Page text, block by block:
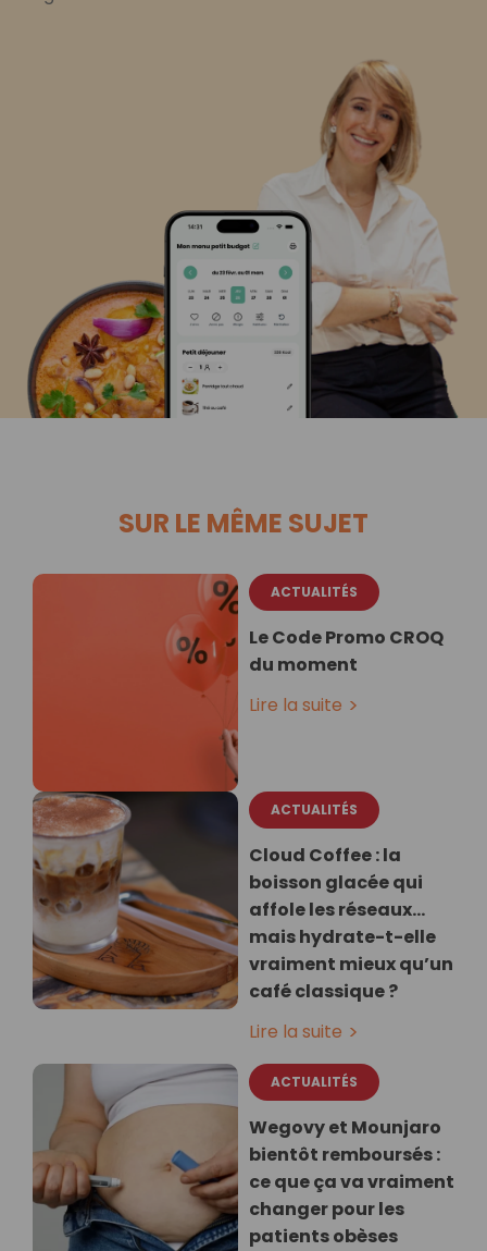
SUR LE MÊME SUJET
ACTUALITÉS
Le Code Promo CROQ
du moment
Lire la suite
ACTUALITÉS
Cloud Coffee : la
boisson glacée qui
affole les réseaux…
mais hydrate-t-elle
vraiment mieux qu’un
café classique ?
Lire la suite
ACTUALITÉS
Wegovy et Mounjaro
bientôt remboursés :
ce que ça va vraiment
changer pour les
patients obèses